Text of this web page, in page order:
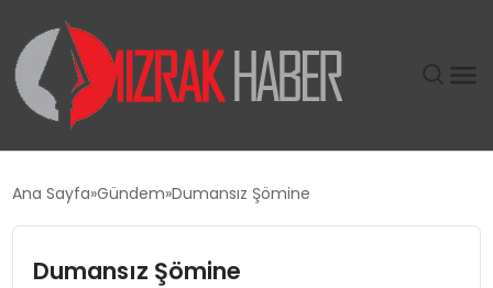
Ana Sayfa Gündem Dumansız Şömine
Dumansız Şömine